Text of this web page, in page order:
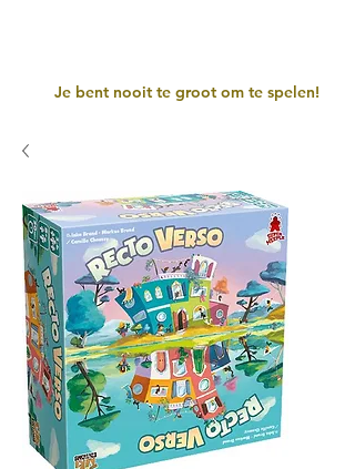
Je bent nooit te groot om te spelen!